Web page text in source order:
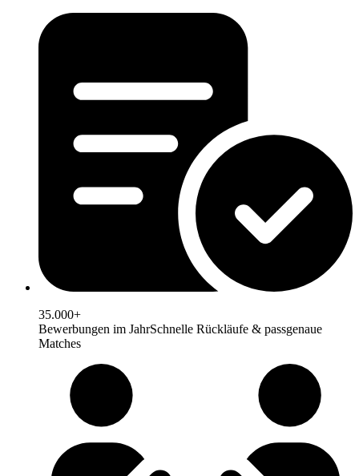
35.000+
Bewerbungen im JahrSchnelle Rückläufe & passgenaue
Matches